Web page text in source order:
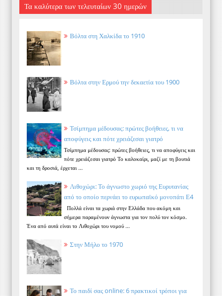
Τα καλύτερα των τελευταίων 30 ημερών
Βόλτα στη Χαλκίδα το 1910
Βόλτα στην Ερμού την δεκαετία του 1900
Τσίμπημα μέδουσας: πρώτες βοήθειες, τι να
αποφύγεις και πότε χρειάζεσαι γιατρό
Τσίμπημα μέδουσας: πρώτες βοήθειες, τι να αποφύγεις και
πότε χρειάζεσαι γιατρό Το καλοκαίρι, μαζί με τη βουτιά
και τη δροσιά, έρχεται ...
Λιθοχώρι: Το άγνωστο χωριό της Ευρυτανίας
από το οποίο περνάει το ευρωπαϊκό μονοπάτι Ε4
Πολλά είναι τα χωριά στην Ελλάδα που ακόμη και
σήμερα παραμένουν άγνωστα για τον πολύ τον κόσμο.
Ένα από αυτά είναι το Λιθοχώρι του νομού ...
Στην Μήλο το 1970
Το παιδί σας online: 6 πρακτικοί τρόποι για